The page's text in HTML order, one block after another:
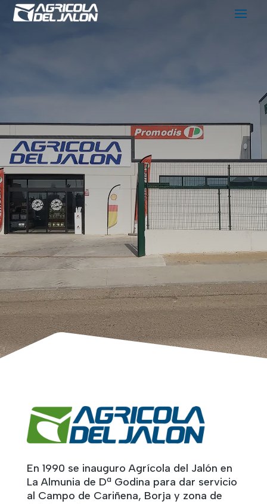
En 1990 se inauguro Agrícola del Jalón en
La Almunia de Dª Godina para dar servicio
al Campo de Cariñena, Borja y zona de